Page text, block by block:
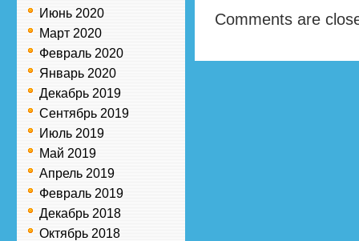
Июнь 2020
Март 2020
Февраль 2020
Январь 2020
Декабрь 2019
Сентябрь 2019
Июль 2019
Май 2019
Апрель 2019
Февраль 2019
Декабрь 2018
Октябрь 2018
Comments are